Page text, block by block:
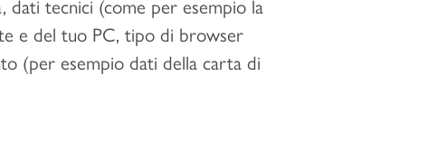
dati tecnici (come per esempio la
e del tuo PC, tipo di browser
(per esempio dati della carta di